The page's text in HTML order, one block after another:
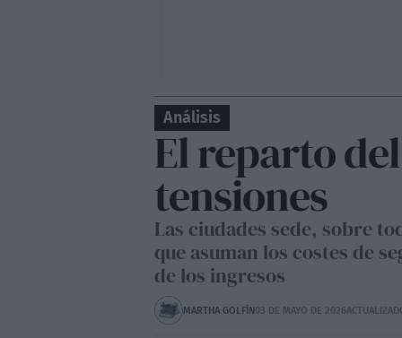
Análisis
El reparto
tensiones
Las ciudades sede, sobre
que asuman los costes de
de los ingresos
MARTHA GOLFÍN03 DE MAYO DE 2026